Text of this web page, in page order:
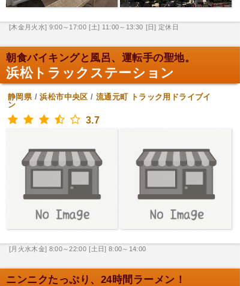
[木金月火水] 9:00～17:00 [土] 11:00～13:30 [日] 定休日
朝食バイキングと風呂、運転手の聖地。
浜松トラックステーション
静岡県/浜松市中央区 / 流通元町
トラック用ドライブイ
ン
3.7
[月火水木金] 8:00～22:00 [土日] 8:00～14:00
ニンニクたっぷり、24時間ラーメン！